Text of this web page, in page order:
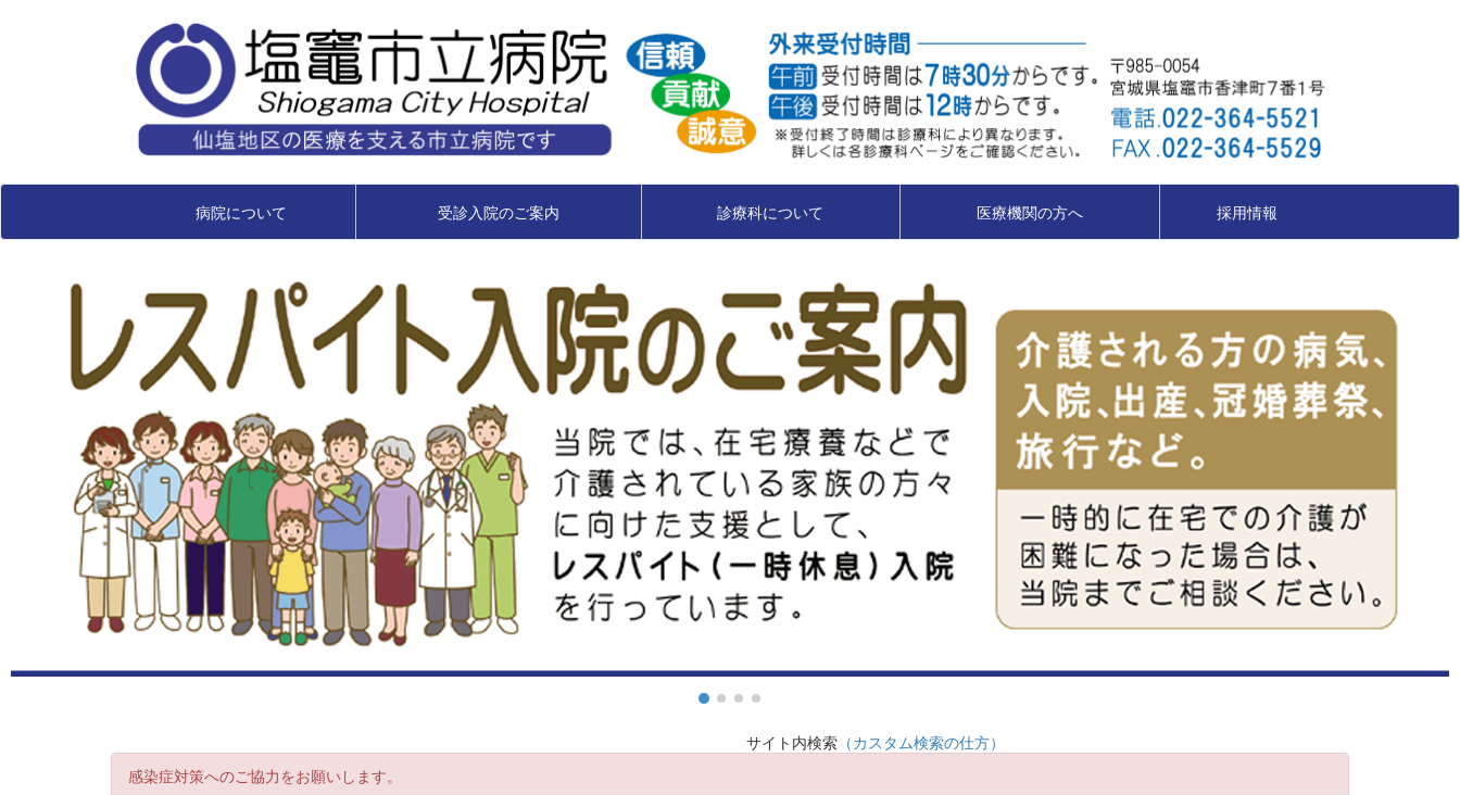
病院について 受診入院のご案内 診療科について 医療機関の方へ 採用情報
サイト内検索 （カスタム検索の仕方）
感染症対策へのご協力をお願いします。